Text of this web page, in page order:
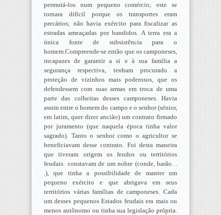
permutá-los num pequeno comércio; este se
tornara difícil porque os transportes eram
precários; não havia exército para fiscalizar as
estradas ameaçadas por bandidos. A terra era a
única fonte de subsistência para o
homem.Compreende-se então que os camponeses,
incapazes de garantir a si e à sua família a
segurança respectiva, tenham procurado a
proteção de vizinhos mais poderosos, que os
defendessem com suas armas em troca de uma
parte das colheitas desses camponeses. Havia
assim entre o homem do campo e o senhor (sénior,
em latim, quer dizer ancião) um contrato firmado
por juramento (que naquela época tinha valor
sagrado). Tanto o senhor como o agricultor se
beneficiavam desse contrato. Foi desta maneira
que tiveram origem os feudos ou territórios
feudais: constavam de um nobre (conde, barão. .
.), que tinha a possibilidade de manter um
pequeno exército e que abrigava em seus
territórios várias famílias de camponeses. Cada
um desses pequenos Estados feudais era mais ou
menos autônomo ou tinha sua legislação própria.